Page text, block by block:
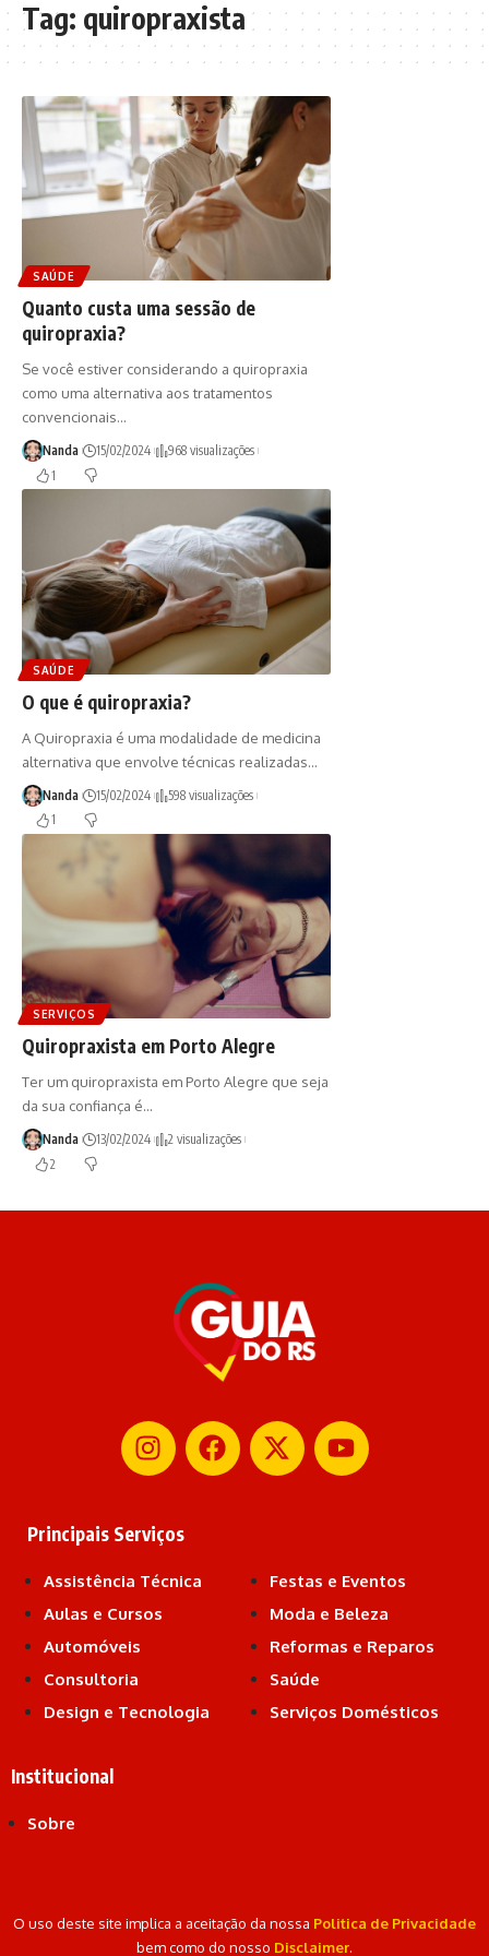
Tag: quiropraxista
SAÚDE
Quanto custa uma sessão de
quiropraxia?
Se você estiver considerando a quiropraxia
como uma alternativa aos tratamentos
convencionais…
Nanda 15/02/2024
968 visualizações
1
SAÚDE
O que é quiropraxia?
A Quiropraxia é uma modalidade de medicina
alternativa que envolve técnicas realizadas…
Nanda 15/02/2024
598 visualizações
1
SERVIÇOS
Quiropraxista em Porto Alegre
Ter um quiropraxista em Porto Alegre que seja
da sua confiança é…
Nanda 13/02/2024
2 visualizações
2
Principais Serviços
Assistência Técnica
Aulas e Cursos
Automóveis
Consultoria
Design e Tecnologia
Festas e Eventos
Moda e Beleza
Reformas e Reparos
Saúde
Serviços Domésticos
Institucional
Sobre
O uso deste site implica a aceitação da nossa Politica de Privacidade
bem como do nosso Disclaimer.